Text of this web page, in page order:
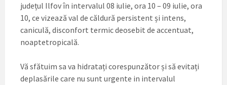
județul Ilfov în intervalul 08 iulie, ora 10 – 09 iulie, ora
10, ce vizează val de căldură persistent și intens,
caniculă, disconfort termic deosebit de accentuat,
noaptetropicală.
Vă sfătuim sa va hidratați corespunzător și să evitați
deplasările care nu sunt urgente in intervalul